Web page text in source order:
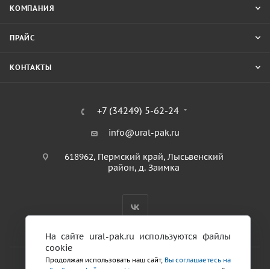
КОМПАНИЯ
ПРАЙС
КОНТАКТЫ
+7 (34249) 5-62-24
info@ural-pak.ru
618962, Пермский край, Лысьвенский
район, д. Заимка
На сайте ural-pak.ru используются файлы
cookie
Продолжая использовать наш сайт, Вы соглашаетесь на